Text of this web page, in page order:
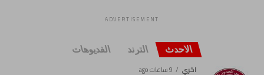
ADVERTISEMENT
الاحدث الترند الفديوهات
اخري 9 ساعات ago